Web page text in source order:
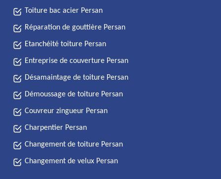
Toiture bac acier Persan
Réparation de gouttière Persan
Etanchéité toiture Persan
Entreprise de couverture Persan
Désamaintage de toiture Persan
Démoussage de toiture Persan
Couvreur zingueur Persan
Charpentier Persan
Changement de toiture Persan
Changement de velux Persan